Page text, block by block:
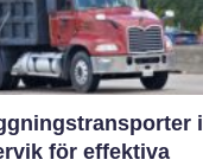
i
för effektiva